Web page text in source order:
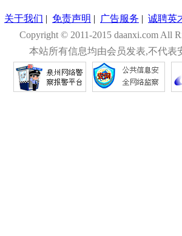
关于我们 | 免责声明 | 广告服务 | 诚聘英
Copyright © 2011-2015 daanxi.com All
本站所有信息均由会员发表,不代